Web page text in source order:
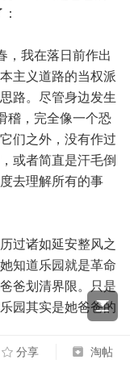
我在落日前作出
主义道路的当权派
路。尽管身边发生
稽，完全像一个恐
们之外，没有作过
或者简直是汗毛倒
去理解所有的事
过诸如延安整风之
知道乐园就是革命
爸划清界限。只是
园其实是她爸爸的
分享 淘帖